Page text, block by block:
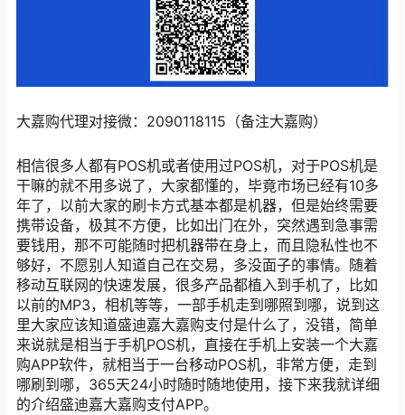
大嘉购代理对接微：2090118115（备注大嘉购）
相信很多人都有POS机或者使用过POS机，对于POS机是
干嘛的就不用多说了，大家都懂的，毕竟市场已经有10多
年了，以前大家的刷卡方式基本都是机器，但是始终需要
携带设备，极其不方便，比如出门在外，突然遇到急事需
要钱用，那不可能随时把机器带在身上，而且隐私性也不
够好，不愿别人知道自己在交易，多没面子的事情。随着
移动互联网的快速发展，很多产品都植入到手机了，比如
以前的MP3，相机等等，一部手机走到哪照到哪，说到这
里大家应该知道盛迪嘉大嘉购支付是什么了，没错，简单
来说就是相当于手机POS机，直接在手机上安装一个大嘉
购APP软件，就相当于一台移动POS机，非常方便，走到
哪刷到哪，365天24小时随时随地使用，接下来我就详细
的介绍盛迪嘉大嘉购支付APP。